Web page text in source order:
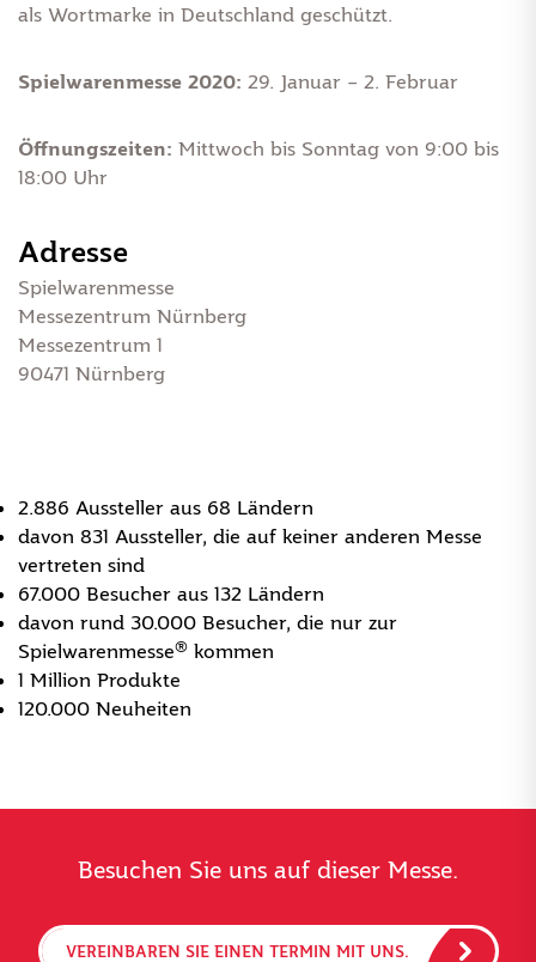
als Wortmarke in Deutschland geschützt.
Spielwarenmesse 2020: 29. Januar – 2. Februar
Öffnungszeiten: Mittwoch bis Sonntag von 9:00 bis
18:00 Uhr
Adresse
Spielwarenmesse
Messezentrum Nürnberg
Messezentrum 1
90471 Nürnberg
2.886 Aussteller aus 68 Ländern
davon 831 Aussteller, die auf keiner anderen Messe
vertreten sind
67.000 Besucher aus 132 Ländern
davon rund 30.000 Besucher, die nur zur
Spielwarenmesse® kommen
1 Million Produkte
120.000 Neuheiten
Besuchen Sie uns auf dieser Messe.
VEREINBAREN SIE EINEN TERMIN MIT UNS.